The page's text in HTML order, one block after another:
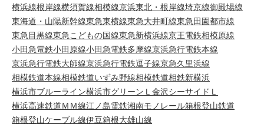
横浜線根岸線横須賀線相模線京浜東北・根岸線埼京線御殿場線
東海道・山陽新幹線東急東横線東急大井町線東急田園都市線
東急目黒線東急こどもの国線東急新横浜線京王電鉄相模原線
小田急電鉄小田原線小田急電鉄多摩線京浜急行電鉄本線
京浜急行電鉄大師線京浜急行電鉄逗子線京急久里浜線
相模鉄道本線相模鉄道いずみ野線相模鉄道相鉄新横浜
横浜市ブルーライン横浜市グリーンＬ 金沢シーサイドＬ
横浜高速鉄道ＭＭ線江ノ島電鉄湘南モノレール箱根登山鉄道
箱根登山ケーブル線伊豆箱根大雄山線